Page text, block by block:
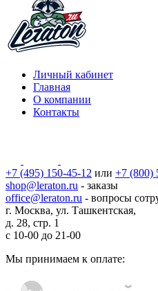
Личный кабинет
Главная
О компании
Контакты
+7 (495) 150-45-12 или +7 (800)
shop@leraton.ru - заказы
office@leraton.ru - вопросы
г. Москва, ул. Ташкентская,
д. 28, стр. 1
с 10-00 до 21-00
Мы принимаем к оплате: